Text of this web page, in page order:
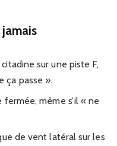
sur une piste F,
ça passe ».
même s’il « ne
de vent latéral sur les